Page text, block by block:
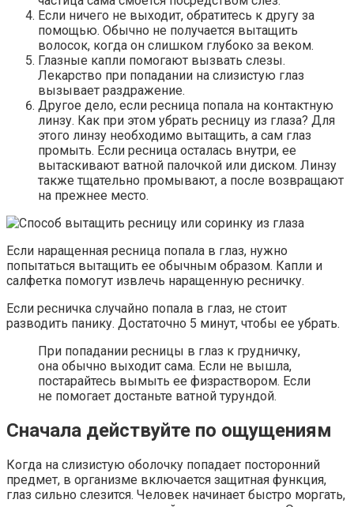
Если ничего не выходит, обратитесь к другу за
помощью. Обычно не получается вытащить
волосок, когда он слишком глубоко за веком.
Глазные капли помогают вызвать слезы.
Лекарство при попадании на слизистую глаз
вызывает раздражение.
Другое дело, если ресница попала на контактную
линзу. Как при этом убрать ресницу из глаза? Для
этого линзу необходимо вытащить, а сам глаз
промыть. Если ресница осталась внутри, ее
вытаскивают ватной палочкой или диском. Линзу
также тщательно промывают, а после возвращают
на прежнее место.
Если наращенная ресница попала в глаз, нужно
попытаться вытащить ее обычным образом. Капли и
салфетка помогут извлечь наращенную ресничку.
Если ресничка случайно попала в глаз, не стоит
разводить панику. Достаточно 5 минут, чтобы ее убрать.
При попадании ресницы в глаз к грудничку,
она обычно выходит сама. Если не вышла,
постарайтесь вымыть ее физраствором. Если
не помогает достаньте ватной турундой.
Сначала действуйте по ощущениям
Когда на слизистую оболочку попадает посторонний
предмет, в организме включается защитная функция,
глаз сильно слезится. Человек начинает быстро моргать,